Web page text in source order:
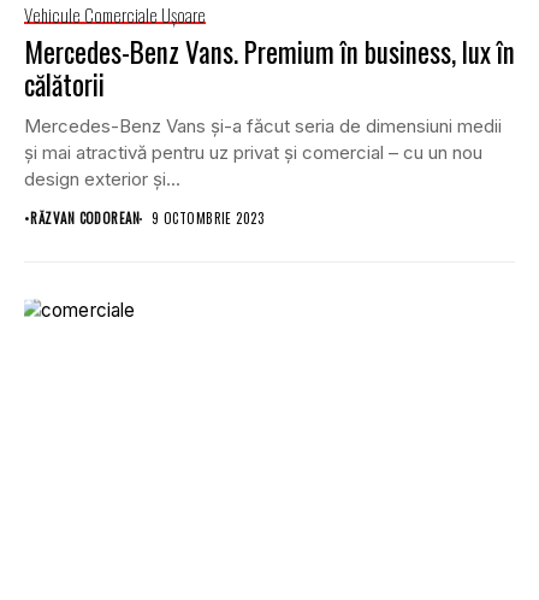
Vehicule Comerciale Uşoare
Mercedes-Benz Vans. Premium în business, lux în
călătorii
Mercedes-Benz Vans și-a făcut seria de dimensiuni medii
și mai atractivă pentru uz privat și comercial – cu un nou
design exterior și...
•RĂZVAN CODOREAN 9 OCTOMBRIE 2023